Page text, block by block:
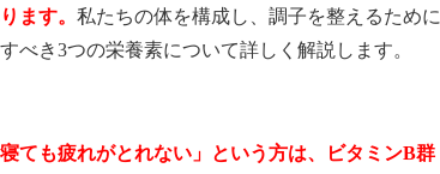
ます。私たちの体を構成し、調子を整えるために
べき3つの栄養素について詳しく解説します。
寝ても疲れがとれない」という方は、ビタミンB群